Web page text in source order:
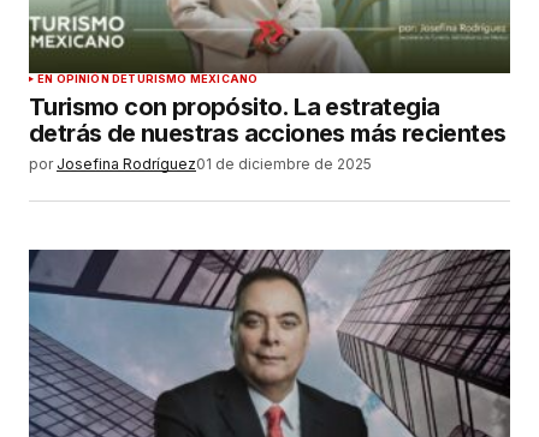
EN OPINIÓN DETURISMO MEXICANO
Turismo con propósito. La estrategia
detrás de nuestras acciones más recientes
por Josefina Rodríguez01 de diciembre de 2025